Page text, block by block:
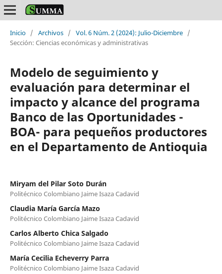
Inicio / Archivos / Vol. 6 Núm. 2 (2024): Julio-Diciembre /
Sección: Ciencias económicas y administrativas
Modelo de seguimiento y
evaluación para determinar el
impacto y alcance del programa
Banco de las Oportunidades -
BOA- para pequeños productores
en el Departamento de Antioquia
Miryam del Pilar Soto Durán
Politécnico Colombiano Jaime Isaza Cadavid
Claudia María García Mazo
Politécnico Colombiano Jaime Isaza Cadavid
Carlos Alberto Chica Salgado
Politécnico Colombiano Jaime Isaza Cadavid
María Cecilia Echeverry Parra
Politécnico Colombiano Jaime Isaza Cadavid